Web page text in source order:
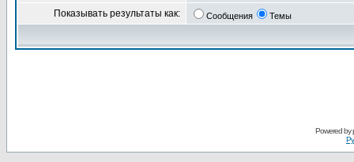
Показывать результаты как: Сообщения Темы
Powered by